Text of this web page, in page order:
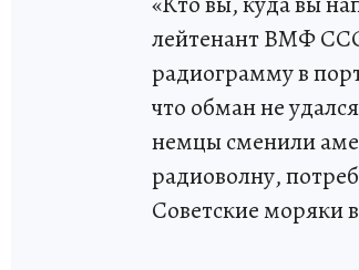
лейтенант ВМФ
радиограмму в
что обман не
немцы сменили
радиоволну,
Советские моряки